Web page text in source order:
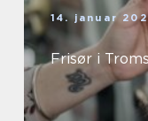
14. januar
Frisør i